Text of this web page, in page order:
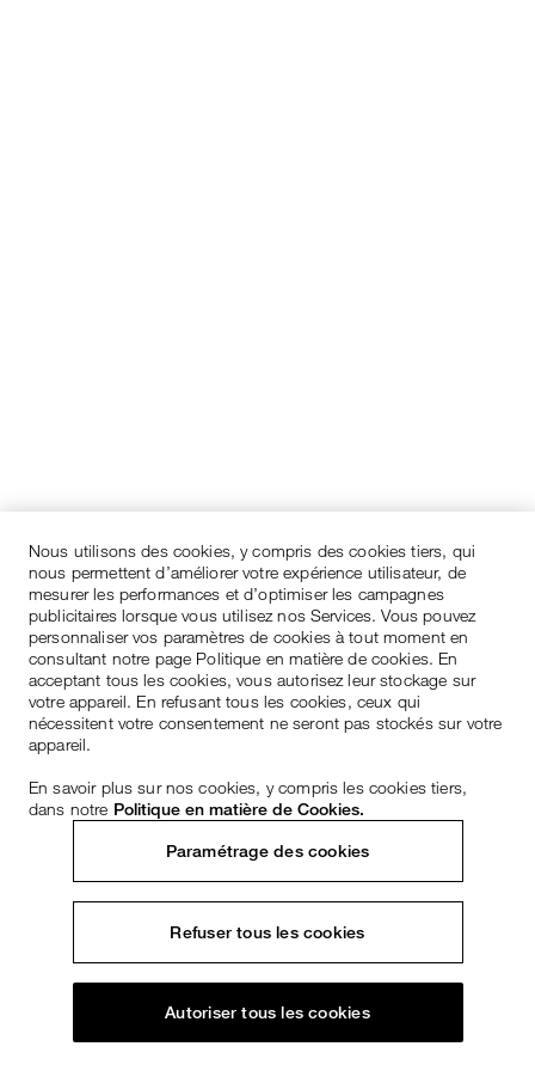
Nous utilisons des cookies, y compris des cookies tiers, qui
nous permettent d’améliorer votre expérience utilisateur, de
mesurer les performances et d’optimiser les campagnes
publicitaires lorsque vous utilisez nos Services. Vous pouvez
personnaliser vos paramètres de cookies à tout moment en
consultant notre page Politique en matière de cookies. En
acceptant tous les cookies, vous autorisez leur stockage sur
votre appareil. En refusant tous les cookies, ceux qui
nécessitent votre consentement ne seront pas stockés sur votre
appareil.
En savoir plus sur nos cookies, y compris les cookies tiers,
dans notre Politique en matière de Cookies.
Paramétrage des cookies
Refuser tous les cookies
Autoriser tous les cookies